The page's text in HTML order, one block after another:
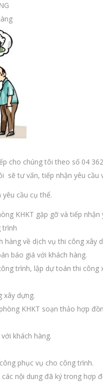
cho chúng tôi theo số 04
sẽ tư vấn, tiếp nhận yêu cầu
cầu cụ thể.
KHKT gặp gỡ và tiếp nhận
trình
về dịch vụ thi công xây
báo giá với khách hàng.
trình, lập dự toán thi công
xây dựng.
KHKT soạn thảo hợp
khách hàng.
phục vụ cho công trình.
nội dung đã ký trong hợp